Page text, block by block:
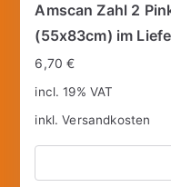
Amscan Zahl 2
(55x83cm) im
6,70€
incl. 19% VAT
inkl.Versandkosten